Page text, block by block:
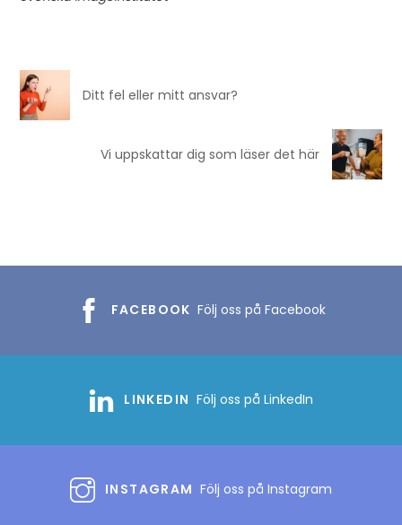
Ditt fel eller mitt ansvar?
Vi uppskattar dig som läser det här
FACEBOOK Följ oss på Facebook
LINKEDIN Följ oss på LinkedIn
INSTAGRAM Följ oss på Instagram